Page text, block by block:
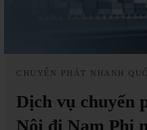
CHUYỂN PHÁT NHANH
Dịch vụ chuyển
Nội đi Nam Phi